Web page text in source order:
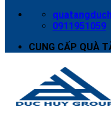
0911951059
CUNG CẤP QUÀ